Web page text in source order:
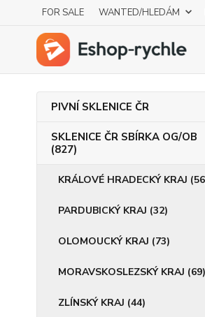
FOR SALE WANTED/HLEDÁM
PIVNÍ SKLENICE ČR
SKLENICE ČR SBÍRKA OG/OB
(827)
KRÁLOVÉ HRADECKÝ KRAJ
PARDUBICKÝ KRAJ (32)
OLOMOUCKÝ KRAJ (73)
MORAVSKOSLEZSKÝ KRAJ (69)
ZLÍNSKÝ KRAJ (44)